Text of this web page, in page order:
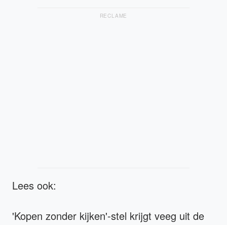
RECLAME
Lees ook:
'Kopen zonder kijken'-stel krijgt veeg uit de